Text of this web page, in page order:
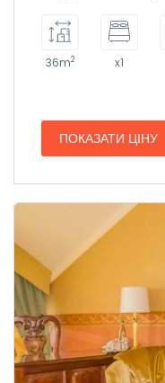
36m2 x1
ПОКАЗАТИ ЦІНУ